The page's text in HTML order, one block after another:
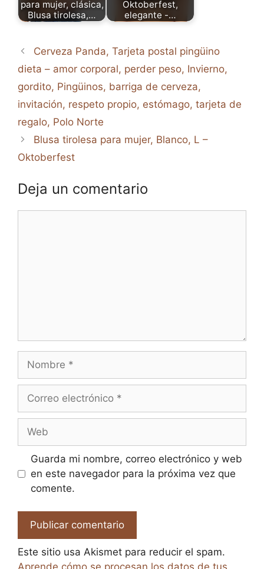
para mujer, clásica,
Blusa tirolesa,…
Oktoberfest,
elegante -…
Cerveza Panda, Tarjeta postal pingüino
dieta – amor corporal, perder peso, Invierno,
gordito, Pingüinos, barriga de cerveza,
invitación, respeto propio, estómago, tarjeta de
regalo, Polo Norte
Blusa tirolesa para mujer, Blanco, L –
Oktoberfest
Deja un comentario
Nombre
Correo
Web
Guarda mi nombre, correo electrónico y web
en este navegador para la próxima vez que
comente.
Este sitio usa Akismet para reducir el spam.
Aprende cómo se procesan los datos de tus